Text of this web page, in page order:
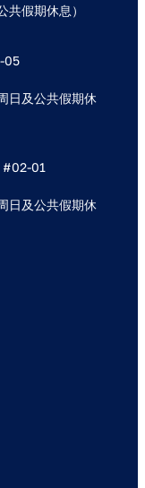
假期休息）
05
日及公共假期休
#02-01
日及公共假期休